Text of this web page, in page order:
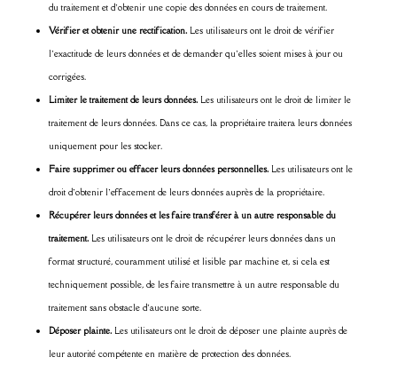
du traitement et d’obtenir une copie des données en cours de traitement.
Vérifier et obtenir une rectification.Les utilisateurs ont le droit de vérifier
l’exactitude de leurs données et de demander qu’elles soient mises à jour ou
corrigées.
Limiter le traitement de leurs données.Les utilisateurs ont le droit de limiter le
traitement de leurs données. Dans ce cas, la propriétaire traitera leurs données
uniquement pour les stocker.
Faire supprimer ou effacer leurs données personnelles.Les utilisateurs ont le
droit d’obtenir l’effacement de leurs données auprès de la propriétaire.
Récupérer leurs données et les faire transférer à un autre responsable du
traitement.Les utilisateurs ont le droit de récupérer leurs données dans un
format structuré, couramment utilisé et lisible par machine et, si cela est
techniquement possible, de les faire transmettre à un autre responsable du
traitement sans obstacle d’aucune sorte.
Déposer plainte.Les utilisateurs ont le droit de déposer une plainte auprès de
leur autorité compétente en matière de protection des données.